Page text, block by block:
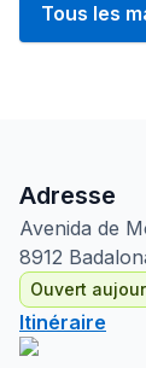
Tous les
Adresse
Avenida de
8912
Ouvert
Itinéraire